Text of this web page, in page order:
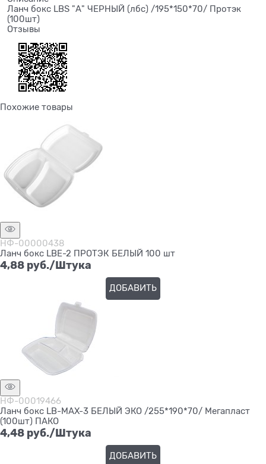
Ланч бокс LBS "А" ЧЕРНЫЙ (лбс) /195*150*70/ Протэк
(100шт)
Отзывы
Похожие товары
НФ-00000438
Ланч бокс LBE-2 ПРОТЭК БЕЛЫЙ 100 шт
4,88 руб./Штука
ДОБАВИТЬ
НФ-00019466
Ланч бокс LB-MAX-3 БЕЛЫЙ ЭКО /255*190*70/ Мегапласт
(100шт) ПАКО
4,48 руб./Штука
ДОБАВИТЬ